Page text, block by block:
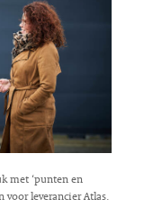
met ‘punten en
voor leverancier Atlas.